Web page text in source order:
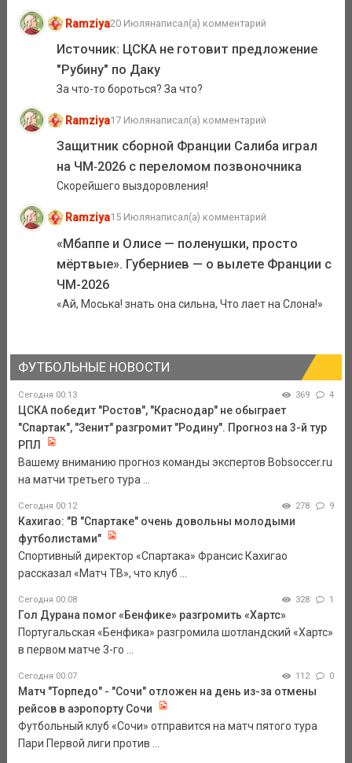
Ramziya20 Июлянаписал(а) комментарий
Источник: ЦСКА не готовит предложение
"Рубину" по Даку
За что-то бороться? За что?
Ramziya17 Июлянаписал(а) комментарий
Защитник сборной Франции Салиба играл
на ЧМ‑2026 с переломом позвоночника
Скорейшего выздоровления!
Ramziya15 Июлянаписал(а) комментарий
«Мбаппе и Олисе — поленушки, просто
мёртвые». Губерниев — о вылете Франции с
ЧМ-2026
«Ай, Моська! знать она сильна, Что лает на Слона!»
ФУТБОЛЬНЫЕ НОВОСТИ
Сегодня 00:13 369 4
ЦСКА победит "Ростов", "Краснодар" не обыграет
"Спартак", "Зенит" разгромит "Родину". Прогноз на 3-й тур
РПЛ
Вашему вниманию прогноз команды экспертов Bobsoccer.ru
на матчи третьего тура ...
Сегодня 00:12 278 9
Кахигао: "В "Спартаке" очень довольны молодыми
футболистами"
Спортивный директор «Спартака» Франсис Кахигао
рассказал «Матч ТВ», что клуб ...
Сегодня 00:08 328 1
Гол Дурана помог «Бенфике» разгромить «Хартс»
Португальская «Бенфика» разгромила шотландский «Хартс»
в первом матче 3-го ...
Сегодня 00:07 112 0
Матч "Торпедо" - "Сочи" отложен на день из-за отмены
рейсов в аэропорту Сочи
Футбольный клуб «Сочи» отправится на матч пятого тура
Пари Первой лиги против ...